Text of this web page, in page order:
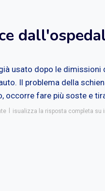
usato dopo le
Il problema della
occorre fare più soste e
isualizza la risposta completa su